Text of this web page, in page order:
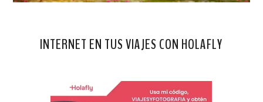
INTERNET EN TUS VIAJES CON HOLAFLY